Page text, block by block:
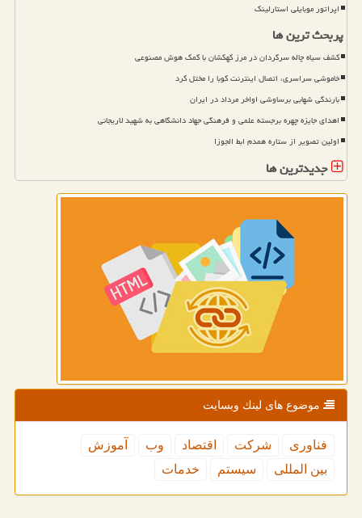
اپراتور موبایلی استارلینک
پربحث ترین ها
کشف سیاه چاله سرگردان در مرز کهکشان با کمک هوش مصنوعی
خاموشی سراسری، اتصال اینترنت کوبا را مختل کرد
بارندگی شهابی برساوشی اواخر مرداد در ایران
اهدای جایزه چهره برجسته علمی و فرهنگی جهاد دانشگاهی به شهید لاریجانی
اولین تصویر از ستاره همدم ابط الجوزا
جدیدترین ها
موضوع های لینك وبسایت
فناوری شركت اقتصاد وب
آموزش
بین المللی
سیستم خدمات